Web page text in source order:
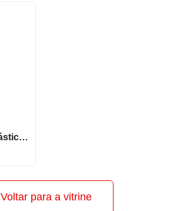
Reco Reco em Plástico Personalizado para Eventos X043STL
Voltar para a vitrine